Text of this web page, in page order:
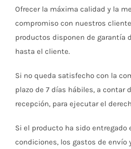
Ofrecer la máxima calidad y la
compromiso con nuestros
productos disponen de garantía
hasta el cliente.
Si no queda satisfecho con la
plazo de 7 días hábiles, a contar
recepción, para ejecutar el
Si el producto ha sido entregado
condiciones, los gastos de envío